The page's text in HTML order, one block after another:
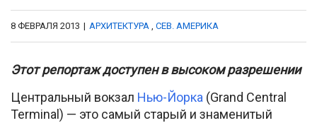
8 ФЕВРАЛЯ 2013 | АРХИТЕКТУРА , СЕВ. АМЕРИКА
Этот репортаж доступен в высоком разрешении
Центральный вокзал Нью-Йорка (Grand Central
Terminal) — это самый старый и знаменитый